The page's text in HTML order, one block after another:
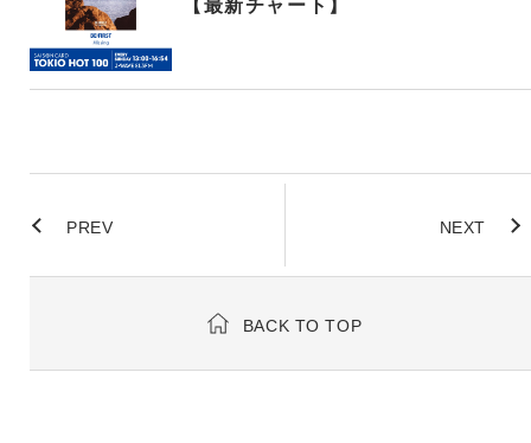
【最新チャート】
PREV NEXT
BACK TO TOP